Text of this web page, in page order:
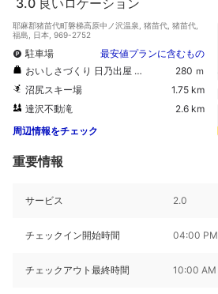
耶麻郡猪苗代町磐梯高原中ノ沢温泉, 猪苗代, 猪苗代,
福島, 日本, 969-2752
駐車場
最安値プランに含むもの
おいしさづくり 日乃出屋 和菓子舗
280 ｍ
沼尻スキー場
1.75 km
達沢不動滝
2.6 km
周辺情報をチェック
重要情報
サービス 2.0
チェックイン開始時間 04:00 PM
チェックアウト最終時間 10:00 AM